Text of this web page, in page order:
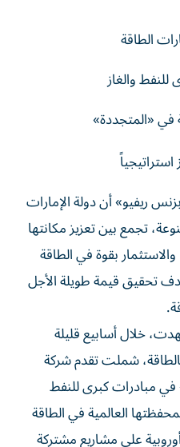
والغاز
استراتيجياً
تجمع بين تعزيز مكانتها
بقوة في الطاقة
تحقيق قيمة طويلة الأجل
خلال أسابيع قليلة
شملت تقدم شركة
مبادرات كبرى للنفط
العالمية في الطاقة
على مشاريع مشتركة